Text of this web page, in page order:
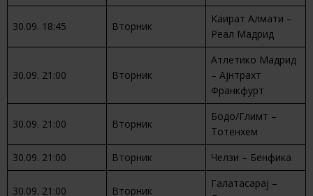
30.09. 18:45 Вторник
Каират Алмати –
Реал Мадрид
30.09. 21:00 Вторник
Атлетико Мадрид
– Ајнтрахт
Франкфурт
30.09. 21:00 Вторник
Бодо/Глимт –
Тотенхем
30.09. 21:00
Вторник Челзи – Бенфика
30.09. 21:00 Вторник
Галатасарај –